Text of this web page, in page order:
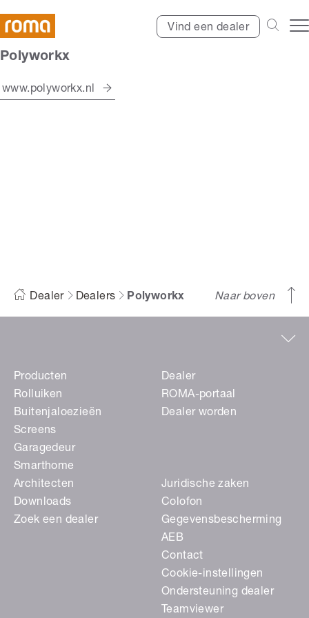
Vind een dealer
Polyworkx
www.polyworkx.nl
Dealer Dealers Polyworkx Naar boven
Producten
Rolluiken
Buitenjaloezieën
Screens
Garagedeur
Smarthome
Dealer
ROMA-portaal
Dealer worden
Architecten
Downloads
Zoek een dealer
Juridische zaken
Colofon
Gegevensbescherming
AEB
Contact
Cookie-instellingen
Ondersteuning dealer
Teamviewer